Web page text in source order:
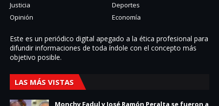
Justicia
Deportes
Opinión
Economía
Este es un periódico digital apegado a la ética profesional para
difundir informaciones de toda í­ndole con el concepto más
objetivo posible.
LAS MÁS VISTAS
Monchy Fadul y José Ramón Peralta se fueron a